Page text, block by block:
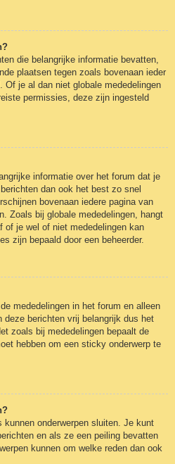
die belangrijke informatie bevatten,
plaatsen tegen zoals bovenaan ieder
Of je al dan niet globale mededelingen
permissies, deze zijn ingesteld
informatie over het forum dat je
dan ook het best zo snel
bovenaan iedere pagina van
Zoals bij globale mededelingen, hangt
of je wel of niet mededelingen kan
zijn bepaald door een beheerder.
mededelingen in het forum en alleen
berichten vrij belangrijk dus het
zoals bij mededelingen bepaalt de
hebben om een sticky onderwerp te
kunnen onderwerpen sluiten. Je kunt
en als ze een peiling bevatten
kunnen om welke reden dan ook